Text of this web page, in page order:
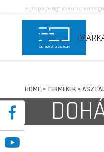
HOME> TERMEKEK>